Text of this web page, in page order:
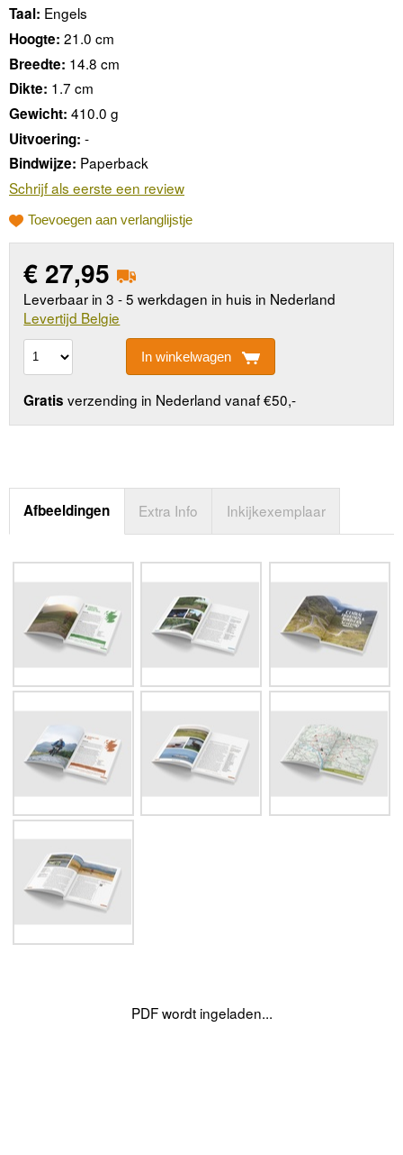
Taal: Engels
Hoogte: 21.0 cm
Breedte: 14.8 cm
Dikte: 1.7 cm
Gewicht: 410.0 g
Uitvoering: -
Bindwijze: Paperback
Schrijf als eerste een review
Toevoegen aan verlanglijstje
€ 27,95
Leverbaar in 3 - 5 werkdagen in huis in Nederland
Levertijd Belgie
In winkelwagen
Gratis verzending in Nederland vanaf €50,-
Afbeeldingen Extra Info Inkijkexemplaar
PDF wordt ingeladen...